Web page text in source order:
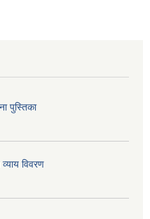
पुस्तिका
विवरण